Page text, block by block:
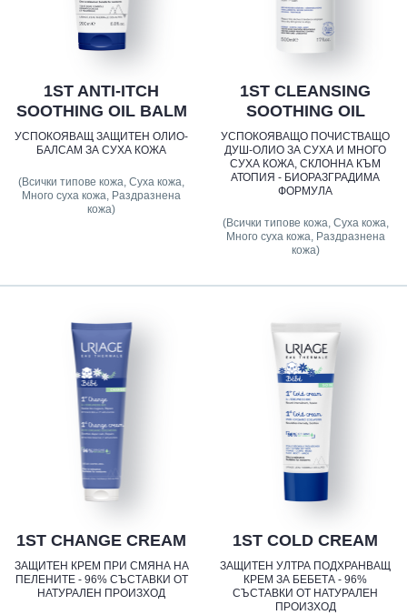
1ST ANTI-ITCH
SOOTHING OIL BALM
УСПОКОЯВАЩ ЗАЩИТЕН ОЛИО-
БАЛСАМ ЗА СУХА КОЖА
(Всички типове кожа, Суха кожа,
Много суха кожа, Раздразнена
кожа)
1ST CLEANSING
SOOTHING OIL
УСПОКОЯВАЩО ПОЧИСТВАЩО
ДУШ-ОЛИО ЗА СУХА И МНОГО
СУХА КОЖА, СКЛОННА КЪМ
АТОПИЯ - БИОРАЗГРАДИМА
ФОРМУЛА
(Всички типове кожа, Суха кожа,
Много суха кожа, Раздразнена
кожа)
1ST CHANGE CREAM
ЗАЩИТЕН КРЕМ ПРИ СМЯНА НА
ПЕЛЕНИТЕ - 96% СЪСТАВКИ ОТ
НАТУРАЛЕН ПРОИЗХОД
1ST COLD CREAM
ЗАЩИТЕН УЛТРА ПОДХРАНВАЩ
КРЕМ ЗА БЕБЕТА - 96%
СЪСТАВКИ ОТ НАТУРАЛЕН
ПРОИЗХОД